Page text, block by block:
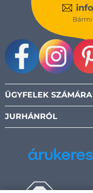
ÜGYFELEK SZÁMÁRA
JURHÁNRÓL